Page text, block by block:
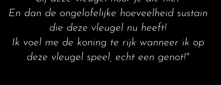
balans gebracht worden
En dan de ongelofelijke hoeveelheid sustain
die deze vleugel nu heeft!
Ik voel me de koning te rijk wanneer ik op
deze vleugel speel, echt een genot!"